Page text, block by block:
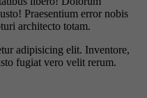
Praesentium error nobis
architecto totam.
adipisicing elit. Inventore,
fugiat vero velit rerum.